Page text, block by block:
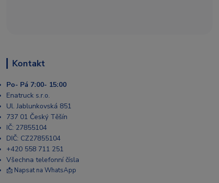
Kontakt
Po- Pá 7:00- 15:00
Enatruck s.r.o.
Ul. Jablunkovská 851
737 01 Český Těšín
IČ: 27855104
DIČ: CZ27855104
+420 558 711 251
Všechna telefonní čísla
📩 Napsat na WhatsApp